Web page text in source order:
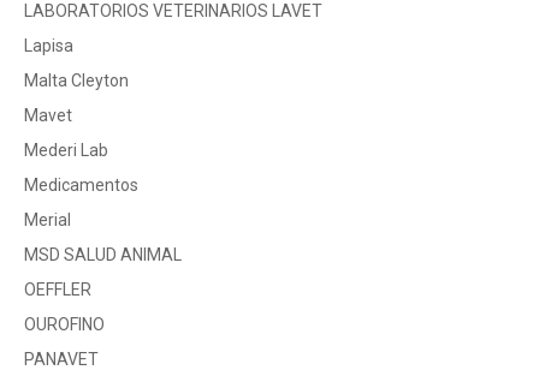
LABORATORIOS VETERINARIOS LAVET
Lapisa
Malta Cleyton
Mavet
Mederi Lab
Medicamentos
Merial
MSD SALUD ANIMAL
OEFFLER
OUROFINO
PANAVET